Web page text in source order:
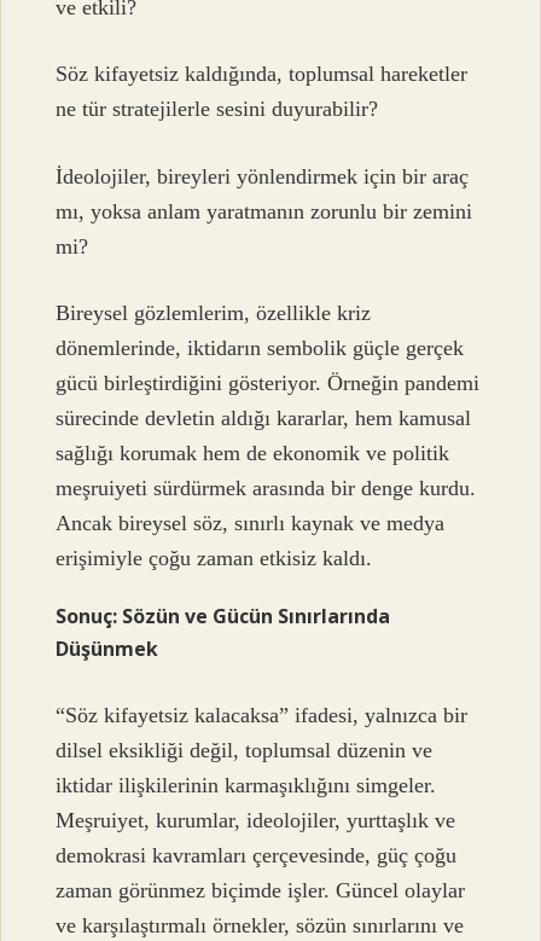
ve etkili?
Söz kifayetsiz kaldığında, toplumsal hareketler
ne tür stratejilerle sesini duyurabilir?
İdeolojiler, bireyleri yönlendirmek için bir araç
mı, yoksa anlam yaratmanın zorunlu bir zemini
mi?
Bireysel gözlemlerim, özellikle kriz
dönemlerinde, iktidarın sembolik güçle gerçek
gücü birleştirdiğini gösteriyor. Örneğin pandemi
sürecinde devletin aldığı kararlar, hem kamusal
sağlığı korumak hem de ekonomik ve politik
meşruiyeti sürdürmek arasında bir denge kurdu.
Ancak bireysel söz, sınırlı kaynak ve medya
erişimiyle çoğu zaman etkisiz kaldı.
Sonuç: Sözün ve Gücün Sınırlarında
Düşünmek
“Söz kifayetsiz kalacaksa” ifadesi, yalnızca bir
dilsel eksikliği değil, toplumsal düzenin ve
iktidar ilişkilerinin karmaşıklığını simgeler.
Meşruiyet, kurumlar, ideolojiler, yurttaşlık ve
demokrasi kavramları çerçevesinde, güç çoğu
zaman görünmez biçimde işler. Güncel olaylar
ve karşılaştırmalı örnekler, sözün sınırlarını ve